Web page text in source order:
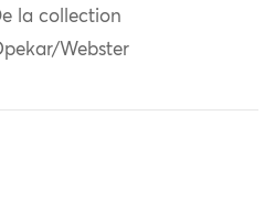
la collection
Webster